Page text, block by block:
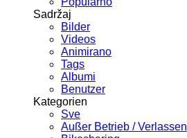
Sadržaj
Bilder
Videos
Animirano
Tags
Albumi
Benutzer
Kategorien
Sve
Außer Betrieb / Verlassen